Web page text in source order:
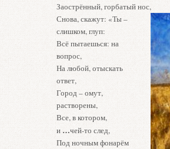
Заострённый, горбатый нос,
Снова, скажут: «Ты –
слишком, глуп:
Всё пытаешься: на
вопрос,
На любой, отыскать
ответ,
Город – омут,
растворены,
Все, в котором,
и …чей-то след,
Под ночным фонарём